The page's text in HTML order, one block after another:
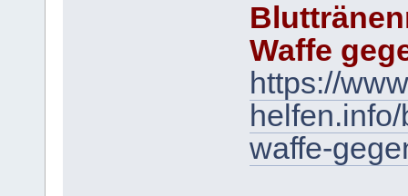
Waffe
https://
waffe-